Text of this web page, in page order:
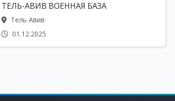
ТЕЛЬ-АВИВ ВОЕННАЯ БАЗА
Тель Авив
01.12.2025